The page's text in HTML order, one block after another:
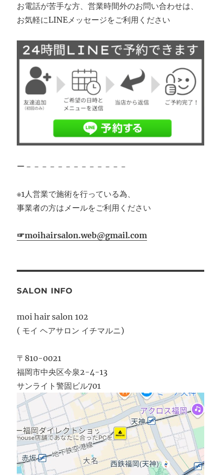
お電話が苦手な方、営業時間外のお問い合わせは、
お気軽にLINEメッセージをご利用ください
ー－－－－－－－－－－－－－
※1人営業で施術を行っている為、
事業者の方はメールをご利用ください
☞moihairsalon.web@gmail.com
SALON INFO
moi hair salon 102
( モイ ヘアサロン イチマルニ)
〒810-0021
福岡市中央区今泉2-4-13
サンライト警固ビル701